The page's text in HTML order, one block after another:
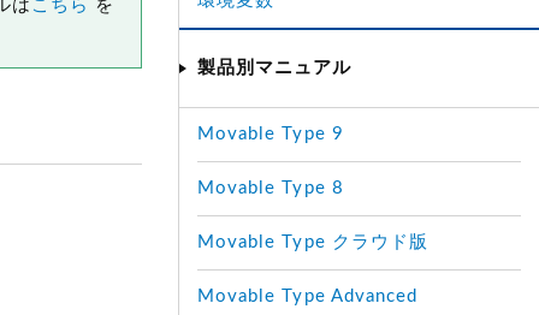
は こちら
を
製品別マニュアル
Movable Type 9
Movable Type 8
Movable Type クラウド版
Movable Type Advanced